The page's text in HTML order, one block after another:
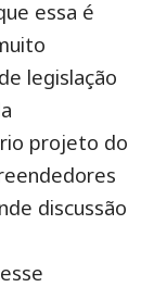
essa é
legislação
projeto do
discussão